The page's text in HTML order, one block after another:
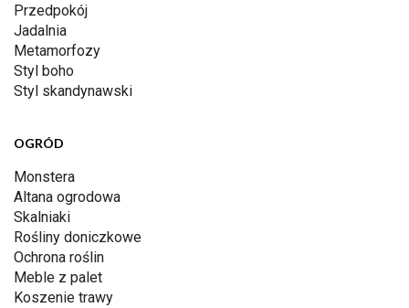
Przedpokój
Jadalnia
Metamorfozy
Styl boho
Styl skandynawski
OGRÓD
Monstera
Altana ogrodowa
Skalniaki
Rośliny doniczkowe
Ochrona roślin
Meble z palet
Koszenie trawy